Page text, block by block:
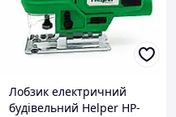
Лобзик електричний
будівельний Helper HP-